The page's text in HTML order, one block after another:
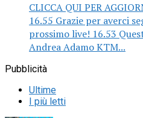
CLICCA QUI PER
16.55 Grazie per averci
prossimo live! 16.53
Andrea Adamo KTM...
Pubblicità
Ultime
I più letti